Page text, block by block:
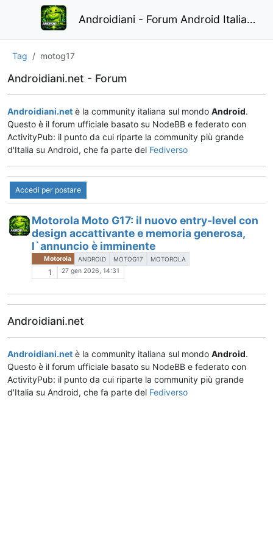
Androidiani - Forum Android Italiano
Tag motog17
Androidiani.net - Forum
Androidiani.net è la community italiana sul mondo Android.
Questo è il forum ufficiale basato su NodeBB e federato con
ActivityPub: il punto da cui riparte la community più grande
d'Italia su Android, che fa parte del Fediverso
Accedi per postare
Motorola Moto G17: il nuovo entry-level con
design accattivante e memoria generosa,
l`annuncio è imminente
Motorola ANDROID MOTOG17 MOTOROLA
1 27 gen 2026, 14:31
Androidiani.net
Androidiani.net è la community italiana sul mondo Android.
Questo è il forum ufficiale basato su NodeBB e federato con
ActivityPub: il punto da cui riparte la community più grande
d'Italia su Android, che fa parte del Fediverso